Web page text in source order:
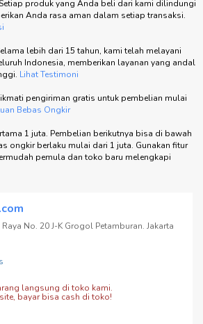
produk yang Anda beli dari kami dilindungi
Anda rasa aman dalam setiap transaksi.
lebih dari 15 tahun, kami telah melayani
Indonesia, memberikan layanan yang andal
Lihat Testimoni
pengiriman gratis untuk pembelian mulai
Bebas Ongkir
1 juta. Pembelian berikutnya bisa di bawah
ongkir berlaku mulai dari 1 juta. Gunakan fitur
pemula dan toko baru melengkapi
No. 20 J-K Grogol Petamburan. Jakarta
langsung di toko kami.
bayar bisa cash di toko!